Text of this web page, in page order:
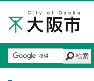
検索